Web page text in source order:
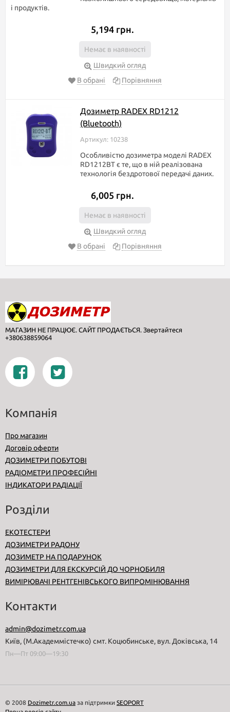
і продуктів.
5,194 грн.
Немає в наявності
Швидкий огляд
В обрані
Порівняння
Дозиметр RADEX RD1212
(Bluetooth)
Артикул: 10238
Особливістю дозиметра моделі RADEX
RD1212BT є те, що в ній реалізована
технологія бездротової передачі даних.
6,005 грн.
Немає в наявності
Швидкий огляд
В обрані
Порівняння
МАГАЗИН НЕ ПРАЦЮЄ. САЙТ ПРОДАЄТЬСЯ. Звертайтеся
+380638859064
Компанія
Про магазин
Договір оферти
ДОЗИМЕТРИ ПОБУТОВІ
РАДІОМЕТРИ ПРОФЕСІЙНІ
ІНДИКАТОРИ РАДІАЦІЇ
Розділи
ЕКОТЕСТЕРИ
ДОЗИМЕТРИ РАДОНУ
ДОЗИМЕТР НА ПОДАРУНОК
ДОЗИМЕТРИ ДЛЯ ЕКСКУРСІЙ ДО ЧОРНОБИЛЯ
ВИМІРЮВАЧІ РЕНТГЕНІВСЬКОГО ВИПРОМІНЮВАННЯ
Контакти
admin@dozimetr.com.ua
Київ, (М.Академмістечко) смт. Коцюбинське, вул. Доківська, 14
Пн—Пт 09:00—19:30
© 2008 Dozimetr.com.ua за підтримки SEOPORT